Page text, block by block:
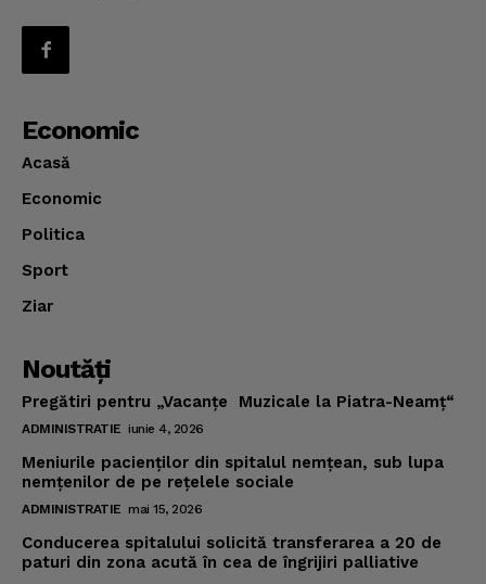
Economic
Acasă
Economic
Politica
Sport
Ziar
Noutăţi
Pregătiri pentru „Vacanţe Muzicale la Piatra-Neamţ“
ADMINISTRATIE iunie 4, 2026
Meniurile pacienţilor din spitalul nemţean, sub lupa
nemţenilor de pe reţelele sociale
ADMINISTRATIE mai 15, 2026
Conducerea spitalului solicită transferarea a 20 de
paturi din zona acută în cea de îngrijiri palliative